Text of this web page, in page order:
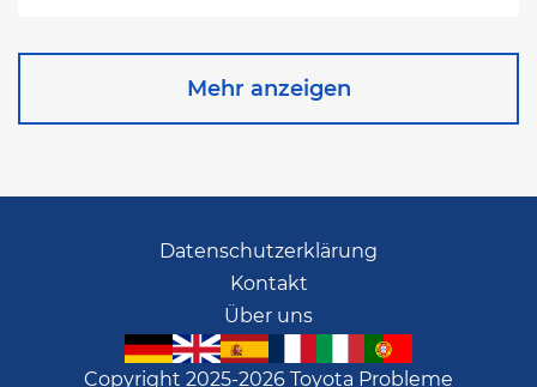
Corona Station Wagon
Anzahl der Beschwerden:
Mehr anzeigen
Copyright 2025-2026 Toyota Probleme
Datenschutzerklärung
Kontakt
Über uns